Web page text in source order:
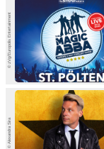
© zVg/Europolis Entertainment
© Alexandra Sira